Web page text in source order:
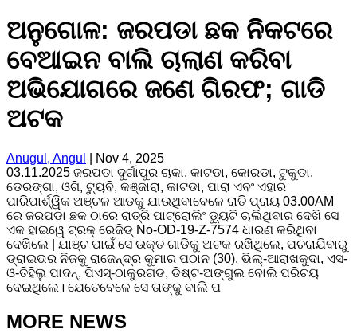
ଅନୁଗୋଳ: ଜରପଡା ଛକ ନିକଟରେ
ବେଆଇନ ବାଲି ଚାଲାଣ କରିବା
ଅଭିଯୋଗରେ ଜଣେ ଗିରଫ; ଗାଡି
ଅଟକ
Anugul, Angul
Nov 4, 2025
03.11.2025 ଜରପଡା ଦୁର୍ଗାପୁର ଚାକା, କାଟଡା, କୋରଡା, ଟୁକୁଡା,
ଡେରଙ୍ଗା, ଓଗି, ଟ୍ୟୁବି, କଞ୍ଜାରା, କାଟଡା, ପାରା ଏବଂ ଏହାର
ପାରିପାର୍ଶ୍ୱିକ ଅଞ୍ଚଳ ଆଡକୁ ଯାଉଥିବାବେଳେ ରାତି ପ୍ରାୟ 03.00AM
ରେ ଜରପଡା ଛକ ଠାରେ ରାତ୍ରି ପାଟ୍ରୋଲିଂ ଡ୍ୟୁଟି ଚାଲିଥିବାର ଦେଖି ସେ
ଏକ ହାଇୱେ ଟ୍ରକ୍ ରେଜିଡ୍ No-OD-19-Z-7574 ଧାରଣ କରିଥିବା
ଦେଖିଲେ | ଯାଞ୍ଚ ପାଇଁ ସେ ଉକ୍ତ ଗାଡିକୁ ଅଟକ ରଖିଥିଲେ, ପଚରାଯିବାରୁ
ଡ୍ରାଇଭର ନିଜକୁ ରାଜେନ୍ଦ୍ର କୁମାର ପଠାନ (30), ଭିଲ୍-ଆରାଖକୁଦା, ଏସ-
ଓ-ତିହିଲୁ ପାଦନ୍, ପିଏସ୍-ଠାକୁରଗଡ, ଡିଷ୍ଟ-ଅଙ୍ଗୁଲ ବୋଲି ପରିଚୟ
ଦେଇଥିଲେ। ଯେତେବେଳେ ସେ ତାଙ୍କୁ ବାଲି ପ
MORE NEWS